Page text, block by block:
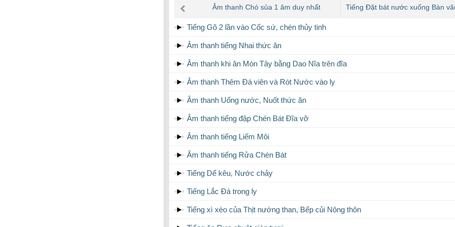
thanh
Âm thanh Chó sủa 1 âm duy nhất Tiếng Đặt bát nước xuống Bàn
Tiếng Gõ 2 lần vào Cốc sứ, chén thủy tinh
Âm thanh tiếng Nhai thức ăn
Âm thanh khi ăn Món Tây bằng Dao Nĩa trên đĩa
Âm thanh Thêm Đá viên và Rót Nước vào ly
Âm thanh Uống nước, Nuốt thức ăn
Âm thanh tiếng đập Chén Bát Đĩa vỡ
Âm thanh tiếng Liếm Môi
Âm thanh tiếng Rửa Chén Bát
Tiếng Dế kêu, Nước chảy
Tiếng Lắc Đá trong ly
Tiếng xì xèo của Thịt nướng than, Bếp củi Nông thôn